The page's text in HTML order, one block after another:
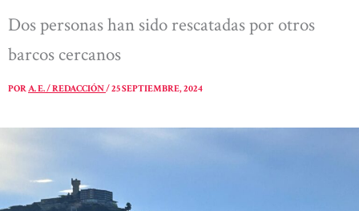
Dos personas han sido rescatadas por otros
barcos cercanos
PORA. E. / REDACCIÓN/25 SEPTIEMBRE, 2024